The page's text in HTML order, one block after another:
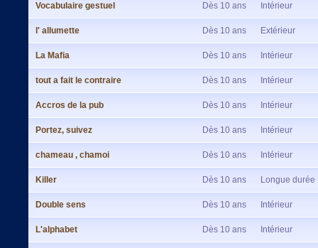
Vocabulaire gestuel Dès 10 ans Intérieur
l' allumette Dès 10 ans Extérieur
La Mafia Dès 10 ans Intérieur
tout a fait le contraire Dès 10 ans Intérieur
Accros de la pub Dès 10 ans Intérieur
Portez, suivez Dès 10 ans Intérieur
chameau , chamoi Dès 10 ans Intérieur
Killer Dès 10 ans Longue durée
Double sens Dès 10 ans Intérieur
L'alphabet Dès 10 ans Intérieur